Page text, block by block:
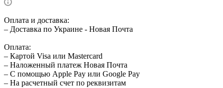
Оплата и доставка:
– Доставка по Украине - Новая Почта
Оплата:
– Картой Visa или Mastercard
– Наложенный платеж Новая Почта
– С помощью Apple Pay или Google Pay
– На расчетный счет по реквизитам